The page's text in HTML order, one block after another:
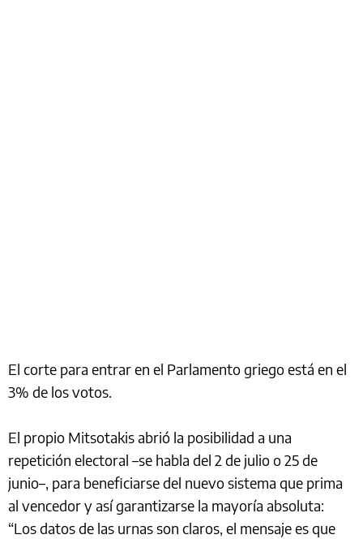
El corte para entrar en el Parlamento griego está en el
3% de los votos.
El propio Mitsotakis abrió la posibilidad a una
repetición electoral –se habla del 2 de julio o 25 de
junio–, para beneficiarse del nuevo sistema que prima
al vencedor y así garantizarse la mayoría absoluta:
“Los datos de las urnas son claros, el mensaje es que